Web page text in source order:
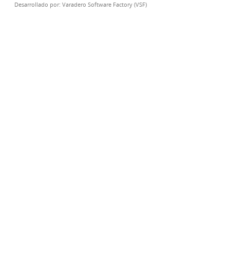
Desarrollado por: Varadero Software Factory (VSF)